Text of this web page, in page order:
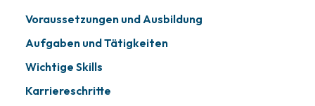
Voraussetzungen und Ausbildung
Aufgaben und Tätigkeiten
Wichtige Skills
Karriereschritte